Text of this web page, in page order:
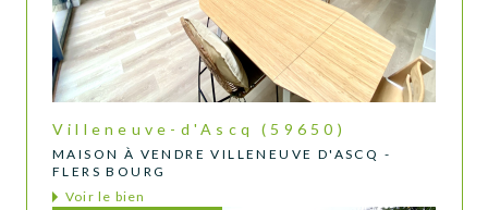
Villeneuve-d'Ascq (59650)
MAISON À VENDRE VILLENEUVE D'ASCQ -
FLERS BOURG
Voir le bien